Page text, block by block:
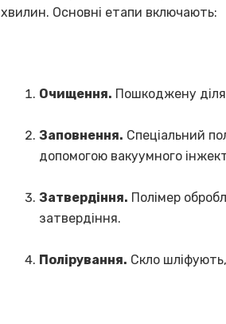
хвилин. Основні етапи включають:
Очищення. Пошкоджену
Заповнення. Спеціальний
допомогою вакуумного
Затвердіння. Полімер
затвердіння.
Полірування. Скло